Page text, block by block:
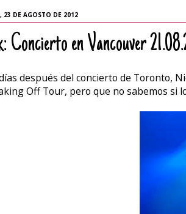
23 DE AGOSTO DE 2012
Concierto en Vancouver
después del concierto de Toronto,
Off Tour, pero que no sabemos si